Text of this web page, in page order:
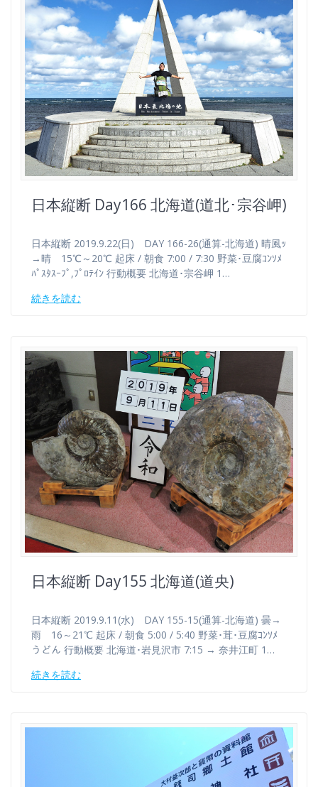
日本縦断 Day166 北海道(道北･宗谷岬)
日本縦断 2019.9.22(日) DAY 166-26(通算-北海道) 晴風ｯ
→晴 15℃～20℃ 起床 / 朝食 7:00 / 7:30 野菜･豆腐ｺﾝｿﾒ
ﾊﾟｽﾀｽｰﾌﾟ,ﾌﾟﾛﾃｲﾝ 行動概要 北海道･宗谷岬 1…
続きを読む
日本縦断 Day155 北海道(道央)
日本縦断 2019.9.11(水) DAY 155-15(通算-北海道) 曇→
雨 16～21℃ 起床 / 朝食 5:00 / 5:40 野菜･茸･豆腐ｺﾝｿﾒ
うどん 行動概要 北海道･岩見沢市 7:15 → 奈井江町 1…
続きを読む